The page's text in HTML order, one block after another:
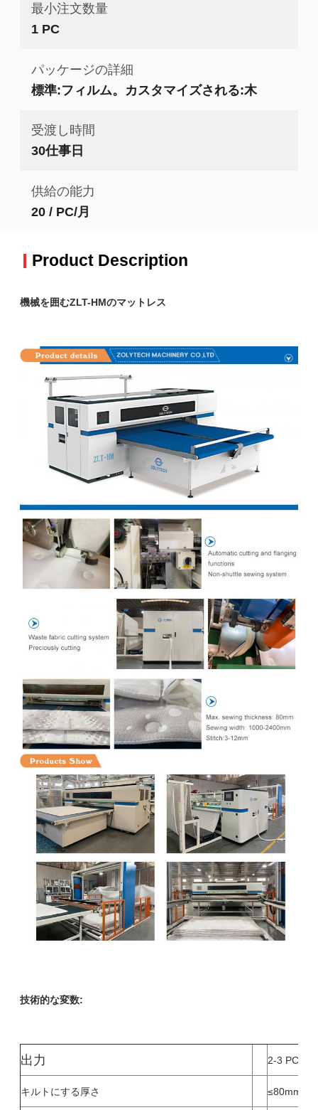
最小注文数量
1 PC
パッケージの詳細
標準:フィルム。カスタマイズされる:木
受渡し時間
30仕事日
供給の能力
20 / PC/月
Product Description
機械を囲むZLT-HMのマットレス
技術的な変数:
出力 2-3 PC/分
キルトにする厚さ ≤80mm